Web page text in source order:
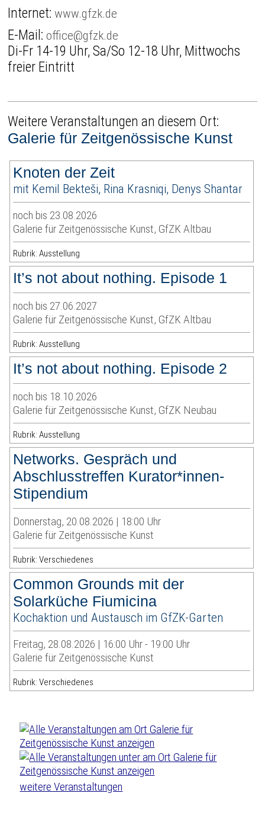
Internet:www.gfzk.de
E-Mail:office@gfzk.de
Di-Fr 14-19 Uhr, Sa/So 12-18 Uhr, Mittwochs
freier Eintritt
Weitere Veranstaltungen an diesem Ort:
Galerie für Zeitgenössische Kunst
Knoten der Zeit
mit Kemil Bekteši, Rina Krasniqi, Denys Shantar
noch bis 23.08.2026
Galerie für Zeitgenössische Kunst, GfZK Altbau
Rubrik: Ausstellung
It’s not about nothing. Episode 1
noch bis 27.06.2027
Galerie für Zeitgenössische Kunst, GfZK Altbau
Rubrik: Ausstellung
It’s not about nothing. Episode 2
noch bis 18.10.2026
Galerie für Zeitgenössische Kunst, GfZK Neubau
Rubrik: Ausstellung
Networks. Gespräch und
Abschlusstreffen Kurator*innen-
Stipendium
Donnerstag, 20.08.2026 | 18:00 Uhr
Galerie für Zeitgenössische Kunst
Rubrik: Verschiedenes
Common Grounds mit der
Solarküche Fiumicina
Kochaktion und Austausch im GfZK-Garten
Freitag, 28.08.2026 | 16:00 Uhr - 19:00 Uhr
Galerie für Zeitgenössische Kunst
Rubrik: Verschiedenes
weitere Veranstaltungen